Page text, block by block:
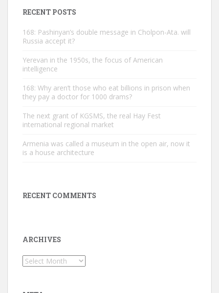
RECENT POSTS
168: Pashinyan’s double message in Cholpon-Ata. will
Russia accept it?
Yerevan in the 1950s, the focus of American
intelligence
168: Why aren’t those who eat billions in prison when
they pay a doctor for 1000 drams?
The next grant of KGSMS, the real Hay Fest
international regional market
Armenia was called a museum in the open air, now it
is a house architecture
RECENT COMMENTS
ARCHIVES
Archives